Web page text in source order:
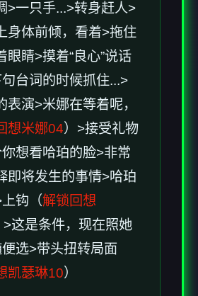
>一只手...>转身赶人>
身体前倾，看着>拖住
眼睛>摸着“良心”说话
台词的时候抓住...>
表演>米娜在等着呢，
想米娜04）>接受礼物
想看哈珀的脸>非常
即将发生的事情>哈珀
钩（解锁回想
>这是条件，现在照她
选>带头扭转局面
凯瑟琳10）